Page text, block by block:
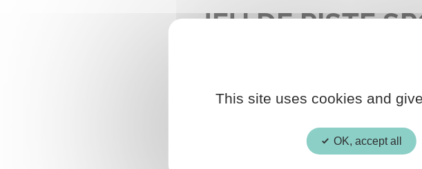
JEU DE PISTE
This site uses cookies and
OK, accept all